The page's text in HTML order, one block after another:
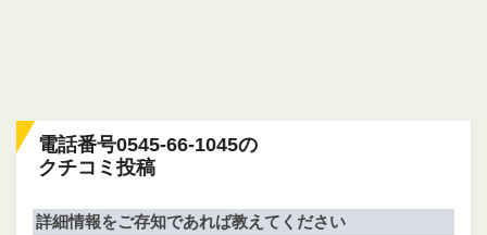
電話番号0545-66-1045の
クチコミ投稿
詳細情報をご存知であれば教えてください